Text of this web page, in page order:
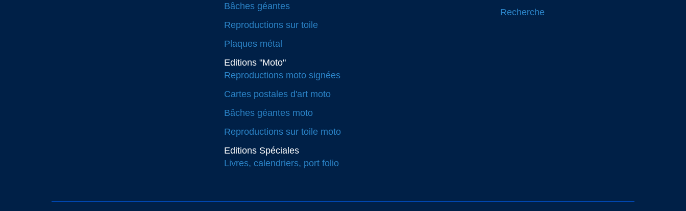
Bâches géantes
Reproductions sur toile
Plaques métal
Editions "Moto"
Reproductions moto signées
Cartes postales d'art moto
Bâches géantes moto
Reproductions sur toile moto
Editions Spéciales
Livres, calendriers, port folio
Recherche